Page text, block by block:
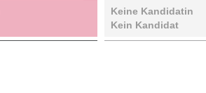
Keine Kandidatin
Kein Kandidat